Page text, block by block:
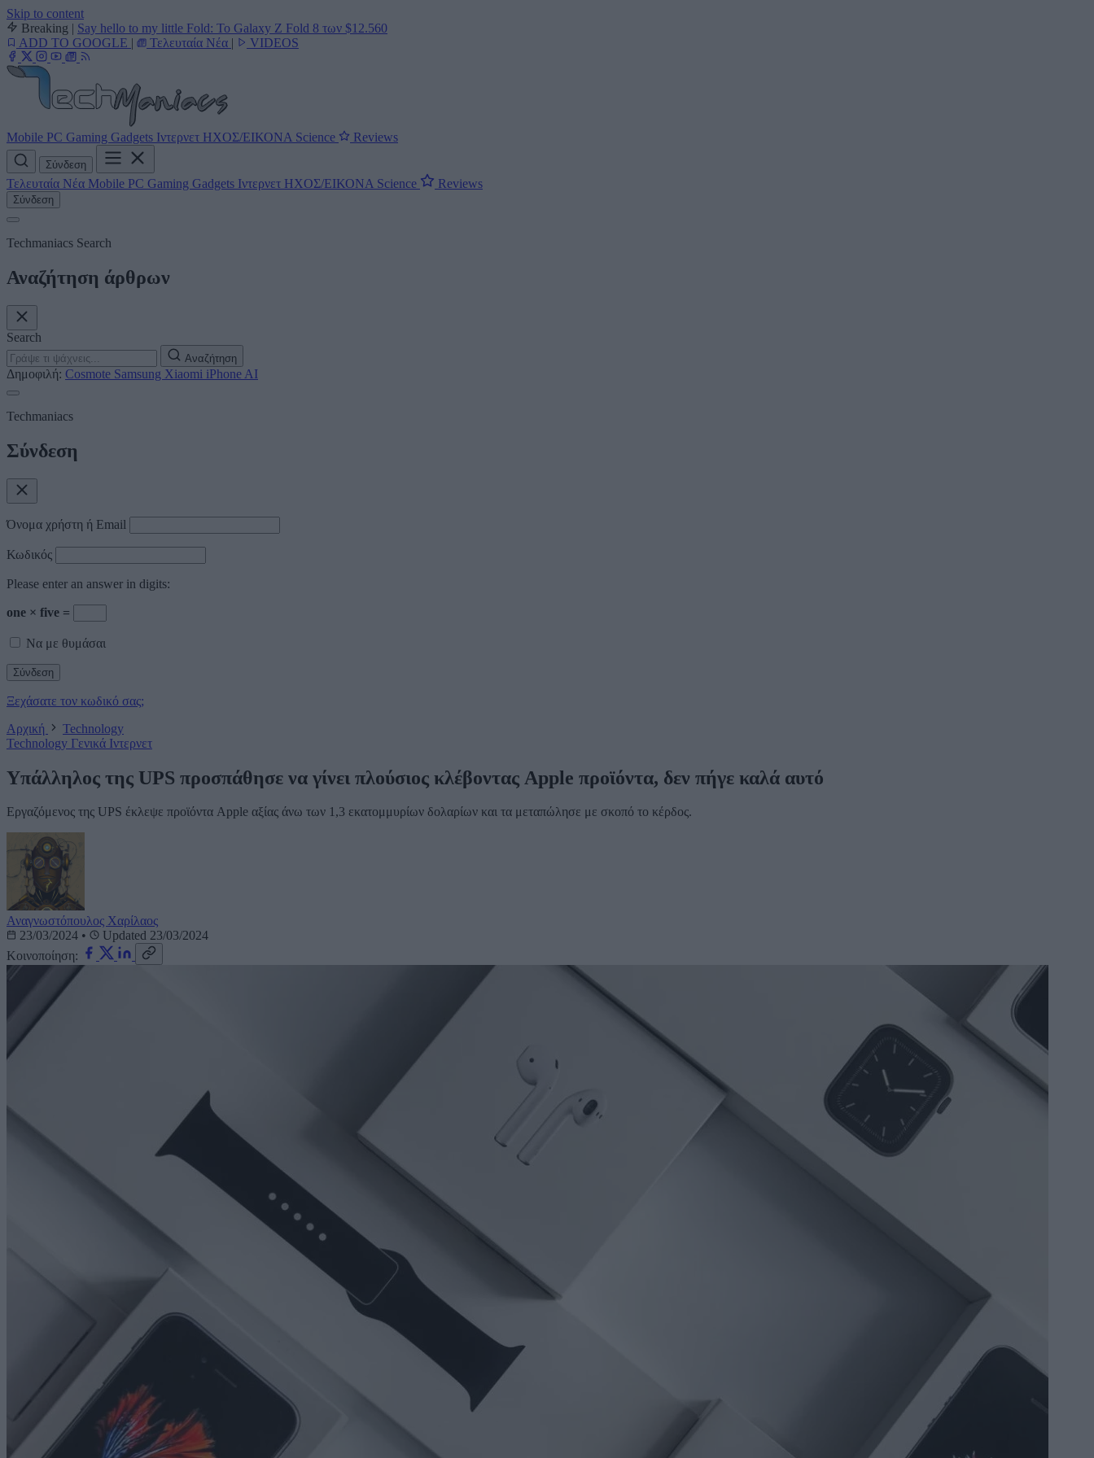
Skip to content
Breaking | Say hello to my little Fold: Το Galaxy Z Fold 8 των $12.560
ADD TO GOOGLE | Τελευταία Νέα | VIDEOS
Mobile PC Gaming Gadgets Ιντερνετ ΗΧΟΣ/ΕΙΚΟΝΑ Science Reviews
Σύνδεση
Τελευταία Νέα Mobile PC Gaming Gadgets Ιντερνετ ΗΧΟΣ/ΕΙΚΟΝΑ Science Reviews
Σύνδεση
Techmaniacs Search
Αναζήτηση άρθρων
Search
Αναζήτηση
Δημοφιλή: Cosmote Samsung Xiaomi iPhone AI
Techmaniacs
Σύνδεση
Όνομα χρήστη ή Email
Κωδικός
Please enter an answer in digits:
one × five =
Να με θυμάσαι
Ξεχάσατε τον κωδικό σας;
Αρχική
Technology
Technology Γενικά Ιντερνετ
Υπάλληλος της UPS προσπάθησε να γίνει πλούσιος κλέβοντας Apple προϊόντα, δεν πήγε καλά αυτό
Εργαζόμενος της UPS έκλεψε προϊόντα Apple αξίας άνω των 1,3 εκατομμυρίων δολαρίων και τα μεταπώλησε με σκοπό το κέρδος.
Αναγνωστόπουλος Χαρίλαος
23/03/2024 •
Updated 23/03/2024
Κοινοποίηση: